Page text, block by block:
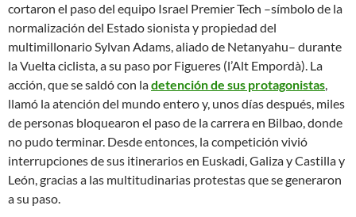
cortaron el paso del equipo Israel Premier Tech –símbolo de la
normalización del Estado sionista y propiedad del
multimillonario Sylvan Adams, aliado de Netanyahu– durante
la Vuelta ciclista, a su paso por Figueres (l’Alt Empordà). La
acción, que se saldó con ladetención de sus protagonistas,
llamó la atención del mundo entero y, unos días después, miles
de personas bloquearon el paso de la carrera en Bilbao, donde
no pudo terminar. Desde entonces, la competición vivió
interrupciones de sus itinerarios en Euskadi, Galiza y Castilla y
León, gracias a las multitudinarias protestas que se generaron
a su paso.